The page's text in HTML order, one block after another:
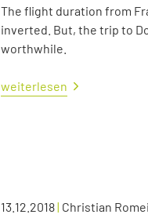
The flight duration from
inverted. But, the trip to
worthwhile.
weiterlesen
13.12.2018| Christian